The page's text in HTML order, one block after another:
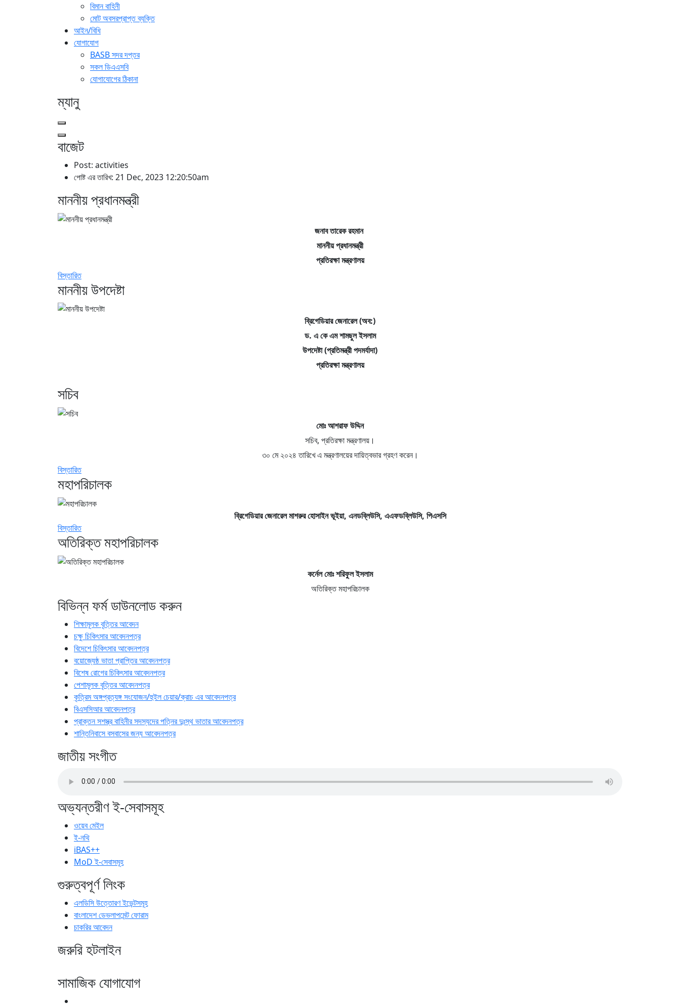
বিমান বাহিনী
মোট অবসরপ্রাপ্ত ব্যক্তি
আইন/বিধি
যোগাযোগ
BASB সদর দপ্তর
সকল ডিএএসবি
যোগাযোগের ঠিকানা
ম্যানু
বাজেট
Post: activities
পোষ্ট এর তারিখ: 21 Dec, 2023 12:20:50am
মাননীয় প্রধানমন্ত্রী
জনাব তারেক রহমান
মাননীয় প্রধানমন্ত্রী
প্রতিরক্ষা মন্ত্রণালয়
বিস্তারিত
মাননীয় উপদেষ্টা
ব্রিগেডিয়ার জেনারেল (অব:)
ড. এ কে এম শামছুল ইসলাম
উপদেষ্টা (প্রতিমন্ত্রী পদমর্যাদা)
প্রতিরক্ষা মন্ত্রণালয়
সচিব
মোঃ আশরাফ উদ্দিন
সচিব, প্রতিরক্ষা মন্ত্রণালয়।
৩০ মে ২০২৪ তারিখে এ মন্ত্রণালয়ের দায়িত্বভার গ্রহণ করেন।
বিস্তারিত
মহাপরিচালক
ব্রিগেডিয়ার জেনারেল মাশরুর হোসাইন ভূইয়া, এনডব্লিউসি, এএফডব্লিউসি, পিএসসি
বিস্তারিত
অতিরিক্ত মহাপরিচালক
কর্নেল মোঃ শরিফুল ইসলাম
অতিরিক্ত মহাপরিচালক
বিভিন্ন ফর্ম ডাউনলোড করুন
শিক্ষামূলক বৃত্তির আবেদন
চক্ষু চিকিৎসার আবেদনপত্র
বিদেশে চিকিৎসার আবেদনপত্র
বয়োজ্যেষ্ঠ ভাতা প্রাপ্তির আবেদনপত্র
বিশেষ রোগের চিকিৎসার আবেদনপত্র
পেশামূলক বৃত্তির আবেদনপত্র
কৃত্রিম অঙ্গপ্রত্যঙ্গ সংযোজন/হুইল চেয়ার/ক্রাচ এর আবেদনপত্র
বিএসসিআর আবেদনপত্র
প্রাক্তন সশস্ত্র বাহিনীর সদস্যদের পত্নির দুঃস্থ ভাতার আবেদনপত্র
শান্তিনিবাসে বসবাসের জন্য আবেদনপত্র
জাতীয় সংগীত
অভ্যন্তরীণ ই-সেবাসমূহ
ওয়েব মেইল
ই-নথি
iBAS++
MoD ই-সেবাসমূহ
গুরুত্বপূর্ণ লিংক
এলডিসি উত্তোরণ ইভেন্টসমূহ
বাংলাদেশ ডেভলাপমেন্ট ফোরাম
চাকরির আবেদন
জরুরি হটলাইন
সামাজিক যোগাযোগ